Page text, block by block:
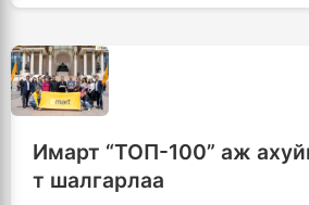
Имарт “ТОП-100” аж
т шалгарлаа